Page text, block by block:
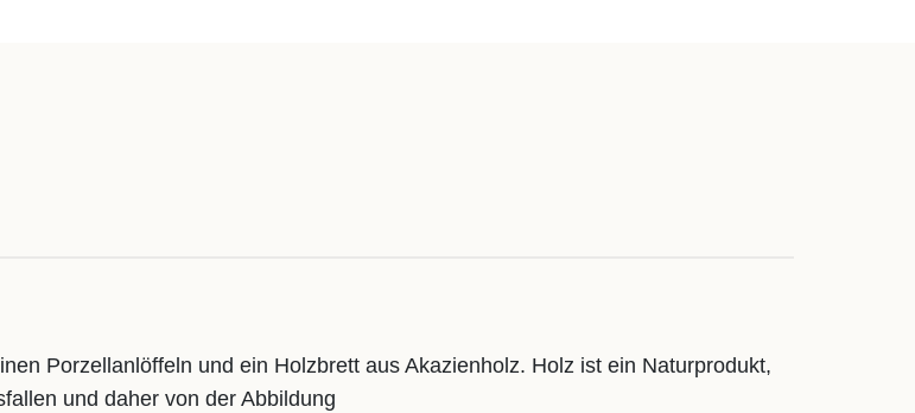
Porzellanlöffeln und ein Holzbrett aus Akazienholz. Holz ist ein Naturprodukt,
und daher von der Abbildung